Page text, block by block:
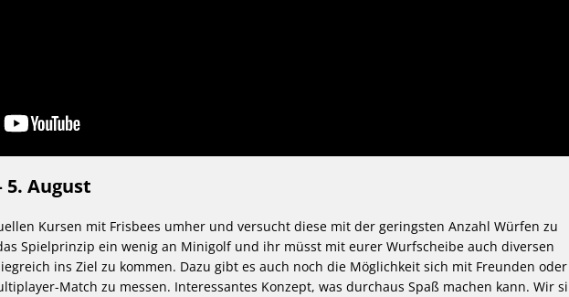
5. August
Kursen mit Frisbees umher und versucht diese mit der geringsten Anzahl Würfen zu
Spielprinzip ein wenig an Minigolf und ihr müsst mit eurer Wurfscheibe auch diversen
ins Ziel zu kommen. Dazu gibt es auch noch die Möglichkeit sich mit Freunden oder
Match zu messen. Interessantes Konzept, was durchaus Spaß machen kann. Wir